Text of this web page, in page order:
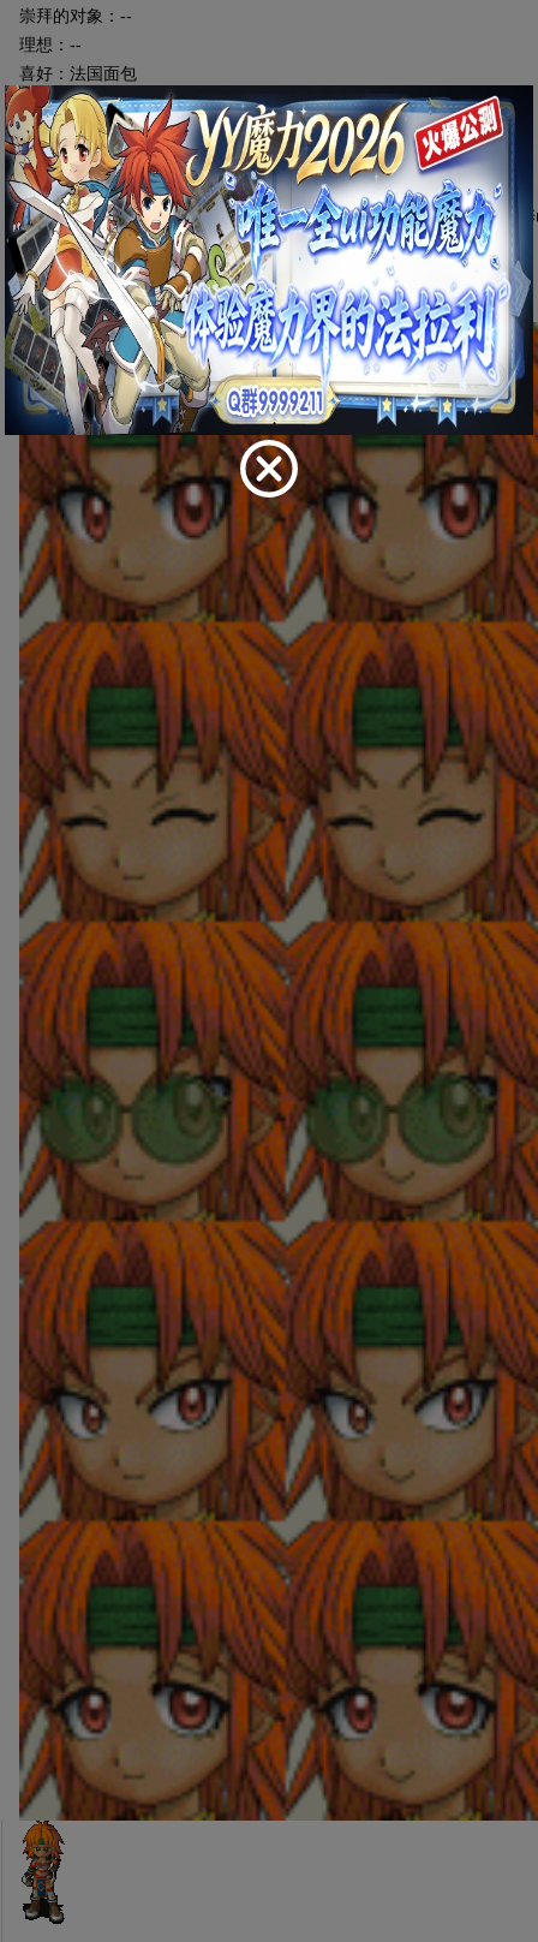
崇拜的对象：--
理想：--
喜好：法国面包
喜欢的宠物：猫妖
喜欢的人：凯
讨厌的人：武圣-龙碎（这个老头太古板了，不通人情）
好友：
介绍：“卡伊”全名是“卡伊·巴·沙琦”，出身在南方大国阿法利亚属
珍视的东西：--